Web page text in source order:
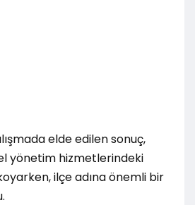
elde edilen sonuç,
yönetim hizmetlerindeki
ilçe adına önemli bir